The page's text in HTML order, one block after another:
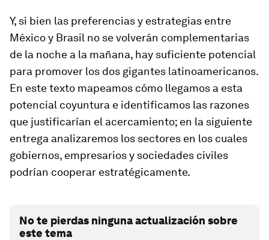
Y, si bien las preferencias y estrategias entre
México y Brasil no se volverán complementarias
de la noche a la mañana, hay suficiente potencial
para promover los dos gigantes latinoamericanos.
En este texto mapeamos cómo llegamos a esta
potencial coyuntura e identificamos las razones
que justificarían el acercamiento; en la siguiente
entrega analizaremos los sectores en los cuales
gobiernos, empresarios y sociedades civiles
podrían cooperar estratégicamente.
No te pierdas ninguna actualización sobre
este tema